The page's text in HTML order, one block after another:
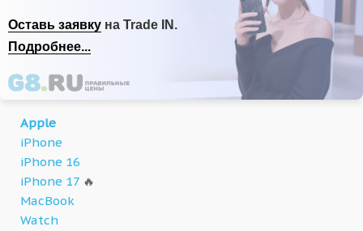
Оставь заявку на Trade IN.
Подробнее...
Apple
iPhone
iPhone 16
iPhone 17 🔥
MacBook
Watch